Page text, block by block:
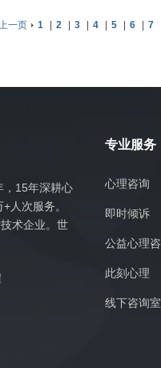
一页 1 2 3 4 5 6 7
，15年深耕心
人次服务。
术企业。世
专业服务
心理咨询
即时倾诉
公益心理
此刻心理
线下咨询室